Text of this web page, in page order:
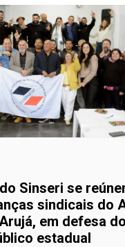
n
k
Sinseri se
sindicais do
em defesa do
estadual